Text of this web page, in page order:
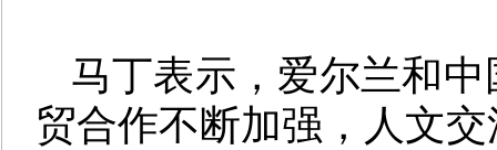
马丁表示，爱尔兰和
贸合作不断加强，人文